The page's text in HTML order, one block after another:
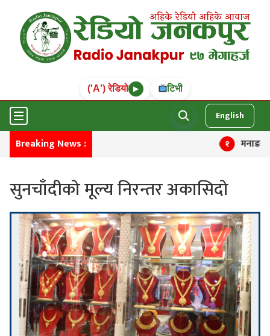
('A') रेडियो ▶ टिभी
English
Breaking News : मनाङमा
सुनचाँदीको मूल्य निरन्तर अकासिदो